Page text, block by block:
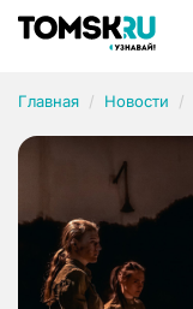
Главная Новости